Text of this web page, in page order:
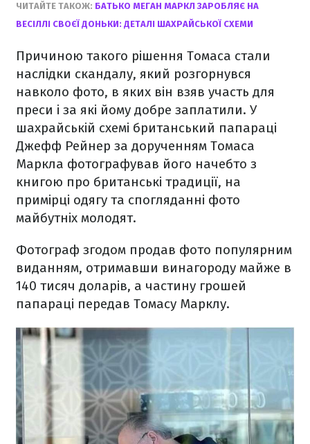
ЧИТАЙТЕ ТАКОЖ: БАТЬКО МЕГАН МАРКЛ ЗАРОБЛЯЄ НА
ВЕСІЛЛІ СВОЄЇ ДОНЬКИ: ДЕТАЛІ ШАХРАЙСЬКОЇ СХЕМИ
Причиною такого рішення Томаса стали
наслідки скандалу, який розгорнувся
навколо фото, в яких він взяв участь для
преси і за які йому добре заплатили. У
шахрайській схемі британський папараці
Джефф Рейнер за дорученням Томаса
Маркла фотографував його начебто з
книгою про британські традиції, на
примірці одягу та спогляданні фото
майбутніх молодят.
Фотограф згодом продав фото популярним
виданням, отримавши винагороду майже в
140 тисяч доларів, а частину грошей
папараці передав Томасу Марклу.